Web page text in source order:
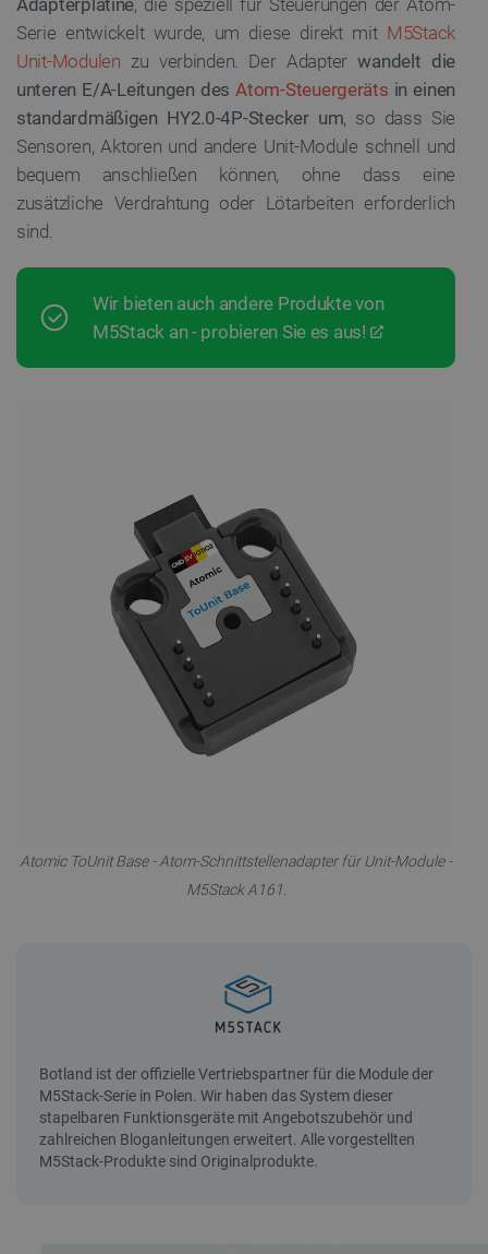
Serie entwickelt wurde, um diese direkt mit M5Stack
Unit-Modulen zu verbinden. Der Adapterwandelt die
unteren E/A-Leitungen des Atom-Steuergeräts in einen
standardmäßigen HY2.0-4P-Stecker um, so dass Sie
Sensoren, Aktoren und andere Unit-Module schnell und
bequem anschließen können, ohne dass eine
zusätzliche Verdrahtung oder Lötarbeiten erforderlich
sind.
Wir bieten auch andere Produkte von
M5Stack an - probieren Sie es aus!
Atomic ToUnit Base - Atom-Schnittstellenadapter für Unit-Module -
M5Stack A161.